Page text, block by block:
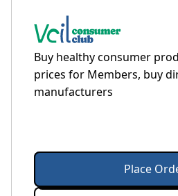
Buy healthy consumer
prices for Members, buy
manufacturers
Place